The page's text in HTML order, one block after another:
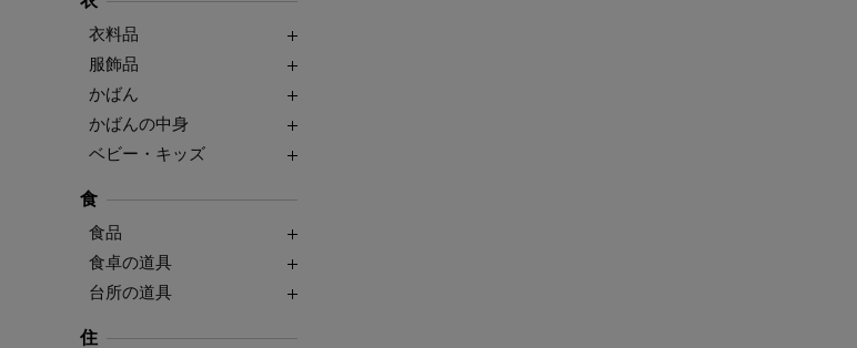
衣料品
服飾品
かばん
かばんの中身
ベビー・キッズ
食
食品
食卓の道具
台所の道具
住